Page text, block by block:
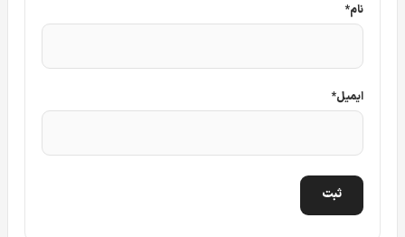
می باشد که دارای جنس بدنه ترکیبی فلز و پلاستیک می باشد.
قسمت توپی کیس از پلاستیک و فلز می باشد و قسمت کاور و
نام*
ایمیل*